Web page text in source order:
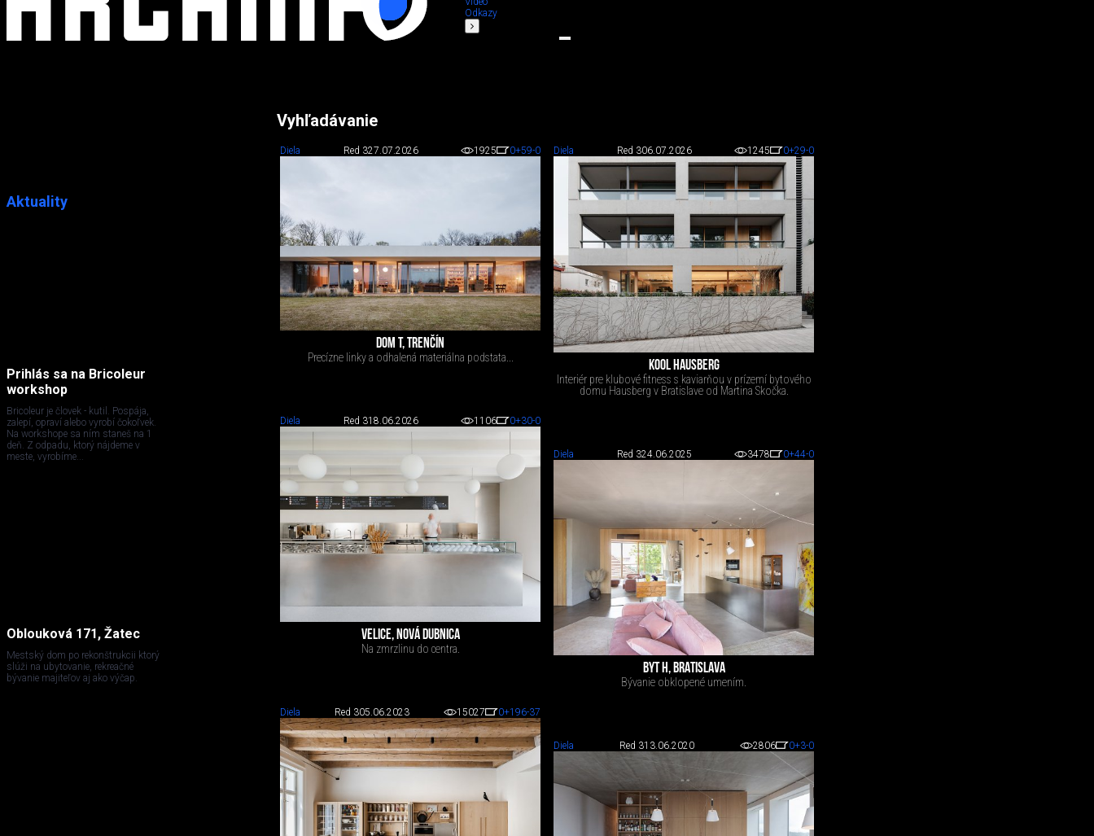
Odkazy
Aktuality
Prihlás sa na Bricoleur
workshop
Bricoleur je človek - kutil. Pospája,
zalepí, opraví alebo vyrobí čokoľvek.
Na workshope sa ním staneš na 1
deň. Z odpadu, ktorý nájdeme v
meste, vyrobíme...
Oblouková 171, Žatec
Mestský dom po rekonštrukcii ktorý
slúži na ubytovanie, rekreačné
bývanie majiteľov aj ako výčap.
Vyhľadávanie
Diela Red 327.07.2026 1925 0+59-0
DOM T, TRENČÍN
Precízne linky a odhalená materiálna podstata...
Diela Red 306.07.2026 1245 0+29-0
KOOL HAUSBERG
Interiér pre klubové fitness s kaviarňou v prízemí bytového
domu Hausberg v Bratislave od Martina Skočka.
Diela Red 318.06.2026 1106 0+30-0
VELICE, NOVÁ DUBNICA
Na zmrzlinu do centra.
Diela Red 324.06.2025 3478 0+44-0
BYT H, BRATISLAVA
Bývanie obklopené umením.
Diela Red 305.06.2023 15027 0+196-37
Diela Red 313.06.2020 2806 0+3-0